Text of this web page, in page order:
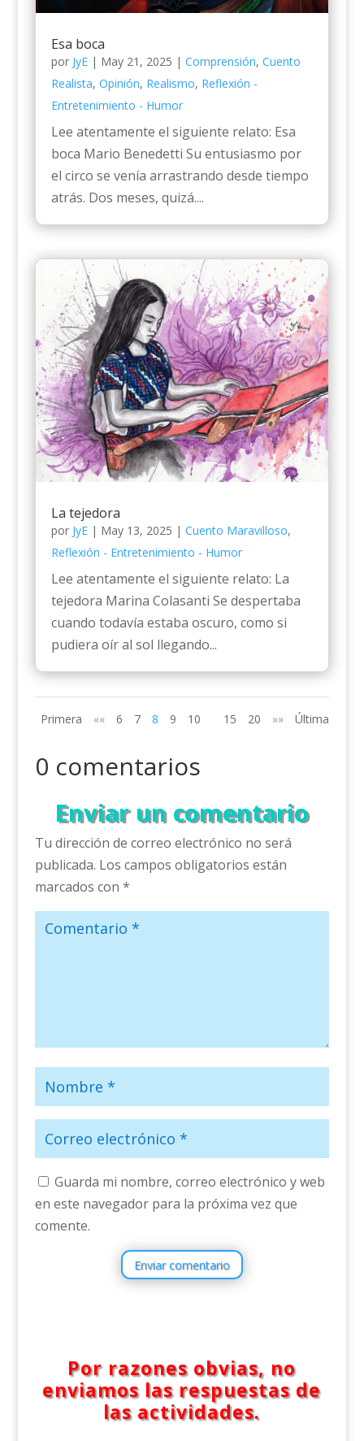
Esa boca
por JyE| May 21, 2025 | Comprensión, Cuento
Realista, Opinión, Realismo, Reflexión -
Entretenimiento - Humor
Lee atentamente el siguiente relato: Esa
boca Mario Benedetti Su entusiasmo por
el circo se venía arrastrando desde tiempo
atrás. Dos meses, quizá....
La tejedora
por JyE| May 13, 2025 | Cuento Maravilloso,
Reflexión - Entretenimiento - Humor
Lee atentamente el siguiente relato: La
tejedora Marina Colasanti Se despertaba
cuando todavía estaba oscuro, como si
pudiera oír al sol llegando...
Primera «« 6 7 8 9 10 15 20 »» Última
0 comentarios
Enviar un comentario
Tu dirección de correo electrónico no será
publicada. Los campos obligatorios están
marcados con *
Guarda mi nombre, correo electrónico y web
en este navegador para la próxima vez que
comente.
Enviar comentario
Por razones obvias, no
enviamos las respuestas de
las actividades.